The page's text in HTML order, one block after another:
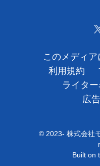
ライター名
お問い合せ
広告掲載に
このメディア
利用規約
ライタ
広
© 2023- 株式会社
Built on